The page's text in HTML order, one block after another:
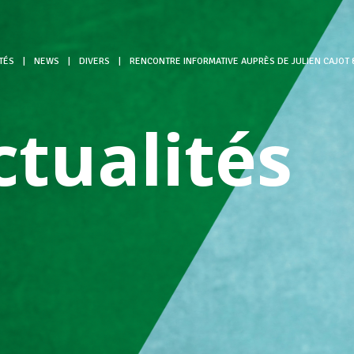
NEWS DIVERS RENCONTRE INFORMATIVE AUPRÈS DE JULIEN CAJOT